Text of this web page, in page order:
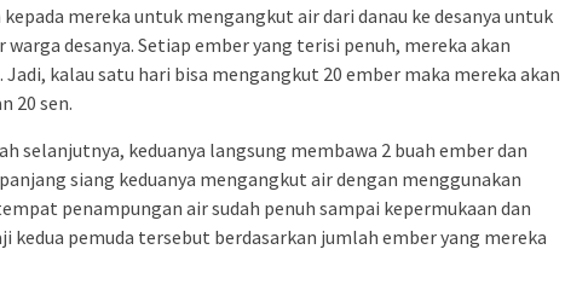
mereka untuk mengangkut air dari danau ke desanya untuk
desanya. Setiap ember yang terisi penuh, mereka akan
Jadi, kalau satu hari bisa mengangkut 20 ember maka mereka akan
20 sen.
selanjutnya, keduanya langsung membawa 2 buah ember dan
siang keduanya mengangkut air dengan menggunakan
penampungan air sudah penuh sampai kepermukaan dan
kedua pemuda tersebut berdasarkan jumlah ember yang mereka